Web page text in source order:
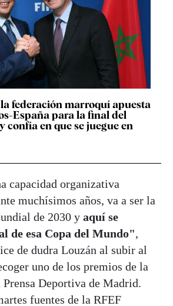
federación marroquí apuesta
España para la final del
confía en que se juegue en
capacidad organizativa
muchísimos años, va a ser la
de 2030 y aquí se
de esa Copa del Mundo",
de dudra Louzán al subir al
uno de los premios de la
Deportiva de Madrid.
fuentes de la RFEF